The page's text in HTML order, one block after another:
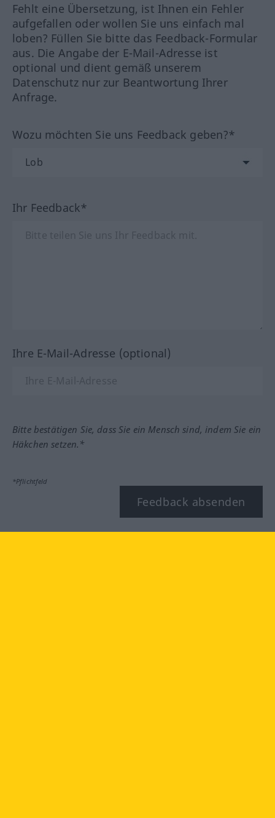
Fehlt eine Übersetzung, ist Ihnen ein Fehler
aufgefallen oder wollen Sie uns einfach mal
loben? Füllen Sie bitte das Feedback-Formular
aus. Die Angabe der E-Mail-Adresse ist
optional und dient gemäß unserem
Datenschutz nur zur Beantwortung Ihrer
Anfrage.
Wozu möchten Sie uns Feedback geben?*
Ihr Feedback*
Ihre E-Mail-Adresse (optional)
Bitte bestätigen Sie, dass Sie ein Mensch sind, indem Sie ein
Häkchen setzen.*
*Pflichtfeld
Feedback absenden